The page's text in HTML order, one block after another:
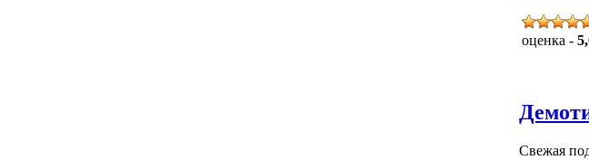
оценка -
Свежая